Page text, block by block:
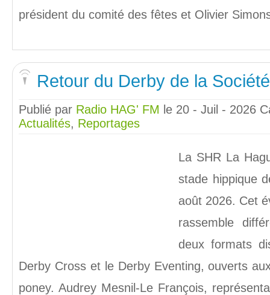
président du comité des fêtes et Olivier
Retour du Derby de la
Publié par Radio HAG' FM le 20 - Juil - 2026
Actualités, Reportages
La SHR La
stade hippique
août 2026. Cet
rassemble
deux formats
Derby Cross et le Derby Eventing, ouverts
poney. Audrey Mesnil-Le François,